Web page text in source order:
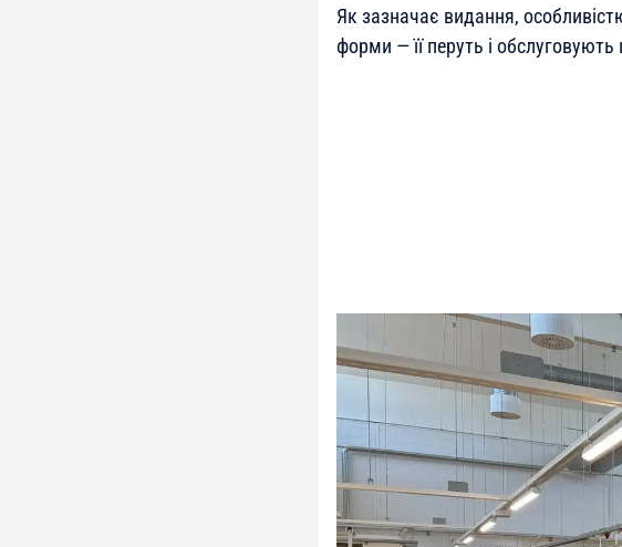
Як зазначає видання,
форми — її перуть і обслуговують